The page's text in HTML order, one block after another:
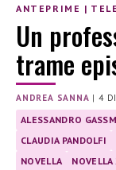
ANTEPRIME |
Un
trame
ANDREA SANNA |4
ALESSANDRO
CLAUDIA PANDOLFI
NOVELLA